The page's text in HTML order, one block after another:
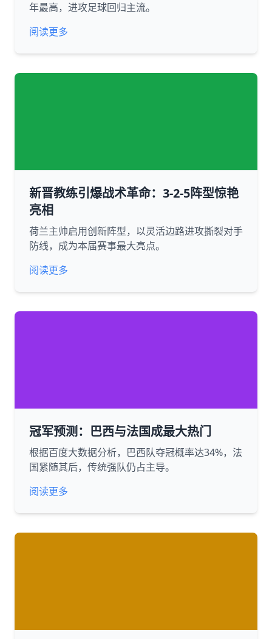
年最高，进攻足球回归主流。
阅读更多
新晋教练引爆战术革命：3-2-5阵型惊艳
亮相
荷兰主帅启用创新阵型，以灵活边路进攻撕裂对手
防线，成为本届赛事最大亮点。
阅读更多
冠军预测：巴西与法国成最大热门
根据百度大数据分析，巴西队夺冠概率达34%，法
国紧随其后，传统强队仍占主导。
阅读更多